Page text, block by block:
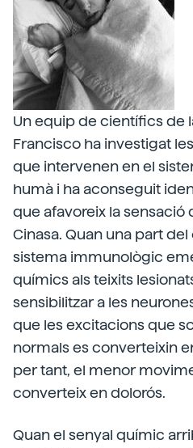
Un equip de científics de
Francisco ha investigat
que intervenen en el
humà i ha aconseguit
que afavoreix la sensació
Cinasa. Quan una part
sistema immunològic
químics als teixits
sensibilitzar a les
que les excitacions que
normals es converteixin
per tant, el menor
converteix en dolorós.
Quan el senyal químic